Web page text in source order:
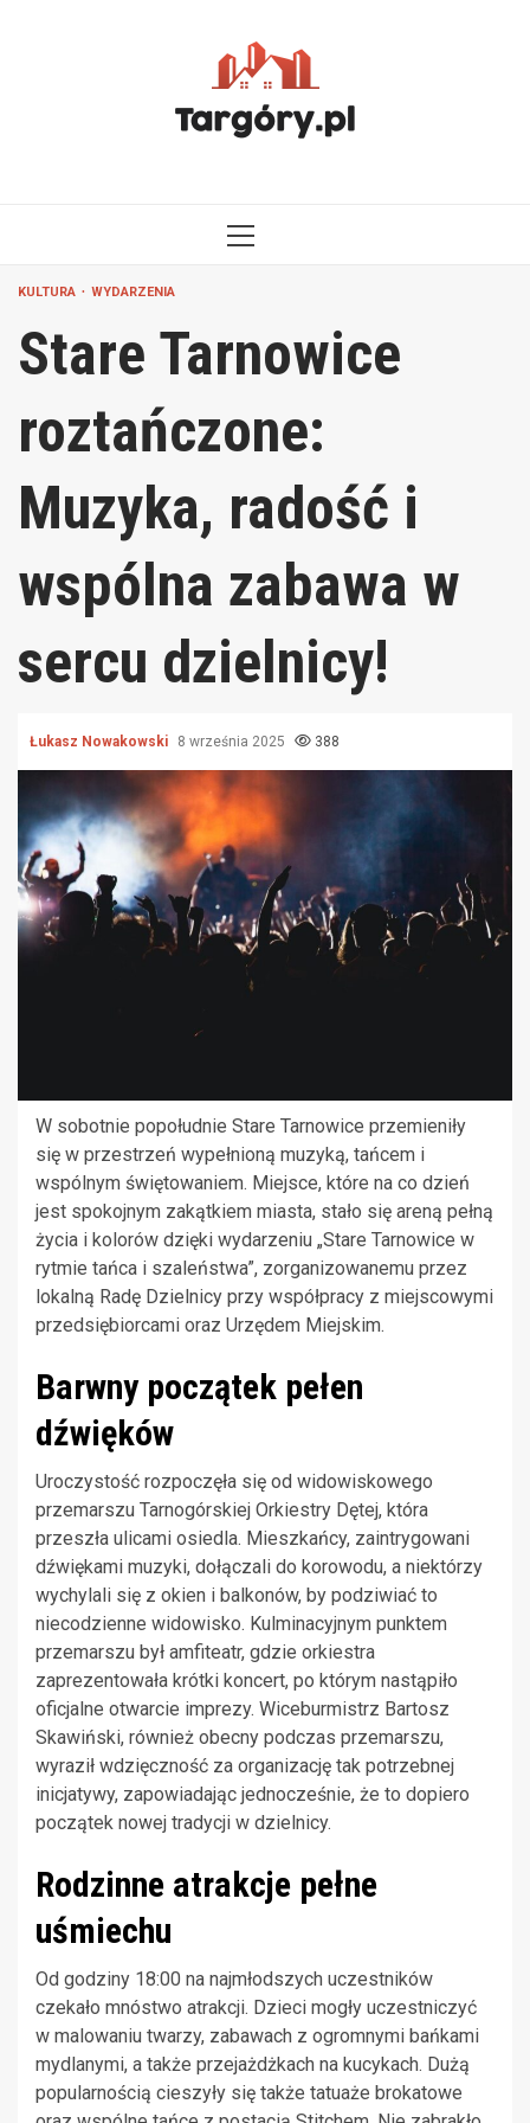
MENU
KULTURA WYDARZENIA
Stare Tarnowice
roztańczone:
Muzyka, radość i
wspólna zabawa w
sercu dzielnicy!
Łukasz Nowakowski 8 września 2025 388
W sobotnie popołudnie Stare Tarnowice przemieniły
się w przestrzeń wypełnioną muzyką, tańcem i
wspólnym świętowaniem. Miejsce, które na co dzień
jest spokojnym zakątkiem miasta, stało się areną pełną
życia i kolorów dzięki wydarzeniu „Stare Tarnowice w
rytmie tańca i szaleństwa”, zorganizowanemu przez
lokalną Radę Dzielnicy przy współpracy z miejscowymi
przedsiębiorcami oraz Urzędem Miejskim.
Barwny początek pełen
dźwięków
Uroczystość rozpoczęła się od widowiskowego
przemarszu Tarnogórskiej Orkiestry Dętej, która
przeszła ulicami osiedla. Mieszkańcy, zaintrygowani
dźwiękami muzyki, dołączali do korowodu, a niektórzy
wychylali się z okien i balkonów, by podziwiać to
niecodzienne widowisko. Kulminacyjnym punktem
przemarszu był amfiteatr, gdzie orkiestra
zaprezentowała krótki koncert, po którym nastąpiło
oficjalne otwarcie imprezy. Wiceburmistrz Bartosz
Skawiński, również obecny podczas przemarszu,
wyraził wdzięczność za organizację tak potrzebnej
inicjatywy, zapowiadając jednocześnie, że to dopiero
początek nowej tradycji w dzielnicy.
Rodzinne atrakcje pełne
uśmiechu
Od godziny 18:00 na najmłodszych uczestników
czekało mnóstwo atrakcji. Dzieci mogły uczestniczyć
w malowaniu twarzy, zabawach z ogromnymi bańkami
mydlanymi, a także przejażdżkach na kucykach. Dużą
popularnością cieszyły się także tatuaże brokatowe